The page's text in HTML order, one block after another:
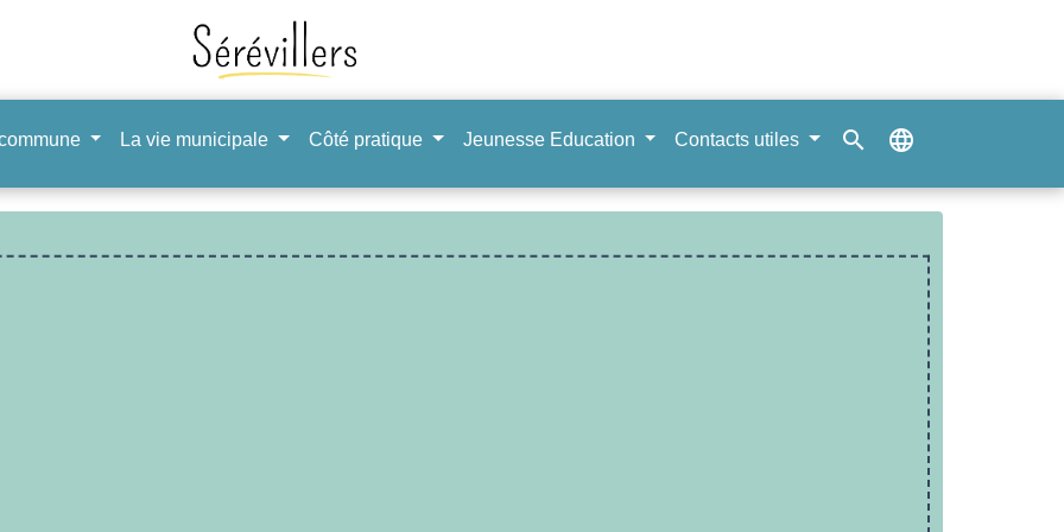
La vie municipale Côté pratique Jeunesse Education Contacts utiles search language